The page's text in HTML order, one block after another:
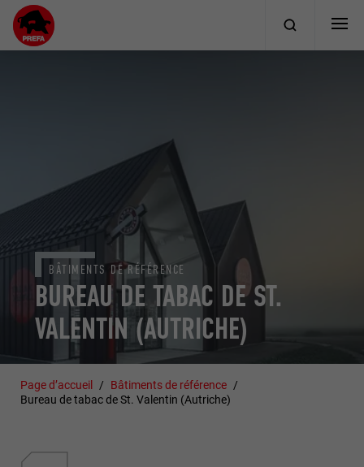
BUREAU DE TABAC DE ST.
VALENTIN (AUTRICHE)
BÂTIMENTS DE RÉFÉRENCE
Page d’accueil
Bâtiments de référence
Bureau de tabac de St. Valentin (Autriche)